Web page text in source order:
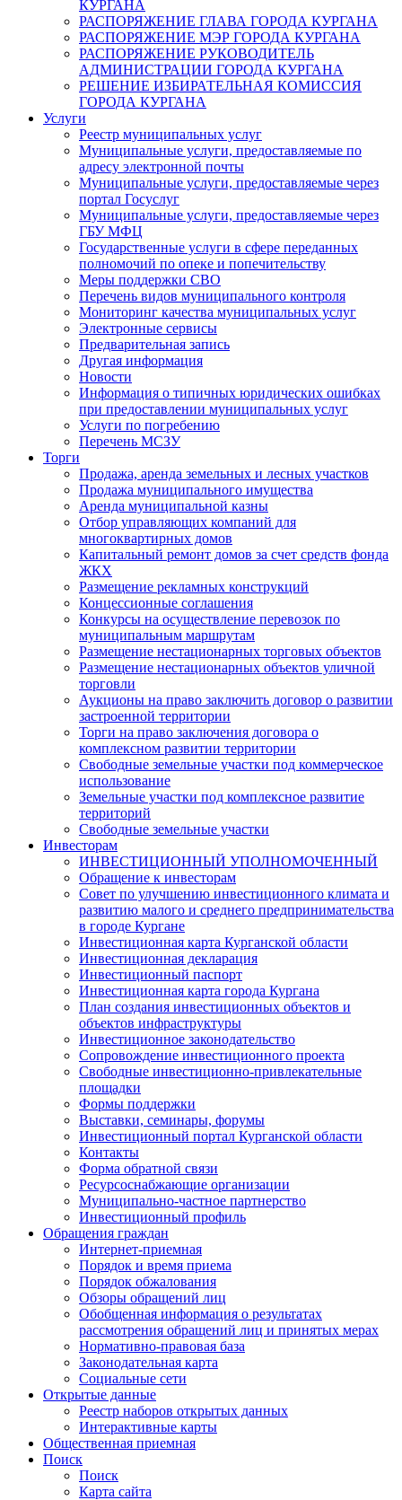
КУРГАНА
РАСПОРЯЖЕНИЕ ГЛАВА ГОРОДА КУРГАНА
РАСПОРЯЖЕНИЕ МЭР ГОРОДА КУРГАНА
РАСПОРЯЖЕНИЕ РУКОВОДИТЕЛЬ
АДМИНИСТРАЦИИ ГОРОДА КУРГАНА
РЕШЕНИЕ ИЗБИРАТЕЛЬНАЯ КОМИССИЯ
ГОРОДА КУРГАНА
Услуги
Реестр муниципальных услуг
Муниципальные услуги, предоставляемые по
адресу электронной почты
Муниципальные услуги, предоставляемые через
портал Госуслуг
Муниципальные услуги, предоставляемые через
ГБУ МФЦ
Государственные услуги в сфере переданных
полномочий по опеке и попечительству
Меры поддержки СВО
Перечень видов муниципального контроля
Мониторинг качества муниципальных услуг
Электронные сервисы
Предварительная запись
Другая информация
Новости
Информация о типичных юридических ошибках
при предоставлении муниципальных услуг
Услуги по погребению
Перечень МСЗУ
Торги
Продажа, аренда земельных и лесных участков
Продажа муниципального имущества
Аренда муниципальной казны
Отбор управляющих компаний для
многоквартирных домов
Капитальный ремонт домов за счет средств фонда
ЖКХ
Размещение рекламных конструкций
Концессионные соглашения
Конкурсы на осуществление перевозок по
муниципальным маршрутам
Размещение нестационарных торговых объектов
Размещение нестационарных объектов уличной
торговли
Аукционы на право заключить договор о развитии
застроенной территории
Торги на право заключения договора о
комплексном развитии территории
Свободные земельные участки под коммерческое
использование
Земельные участки под комплексное развитие
территорий
Свободные земельные участки
Инвесторам
ИНВЕСТИЦИОННЫЙ УПОЛНОМОЧЕННЫЙ
Обращение к инвесторам
Совет по улучшению инвестиционного климата и
развитию малого и среднего предпринимательства
в городе Кургане
Инвестиционная карта Курганской области
Инвестиционная декларация
Инвестиционный паспорт
Инвестиционная карта города Кургана
План создания инвестиционных объектов и
объектов инфраструктуры
Инвестиционное законодательство
Сопровождение инвестиционного проекта
Свободные инвестиционно-привлекательные
площадки
Формы поддержки
Выставки, семинары, форумы
Инвестиционный портал Курганской области
Контакты
Форма обратной связи
Ресурсоснабжающие организации
Муниципально-частное партнерство
Инвестиционный профиль
Обращения граждан
Интернет-приемная
Порядок и время приема
Порядок обжалования
Обзоры обращений лиц
Обобщенная информация о результатах
рассмотрения обращений лиц и принятых мерах
Нормативно-правовая база
Законодательная карта
Социальные сети
Открытые данные
Реестр наборов открытых данных
Интерактивные карты
Общественная приемная
Поиск
Поиск
Карта сайта